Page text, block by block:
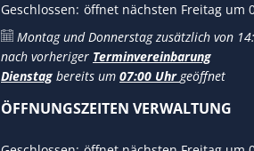
Klicken, um weitere Öffnungs- oder
Geschlossen: öffnet nächsten Freitag um
Montag und Donnerstag zusätzlich von
nach vorheriger Terminvereinbarung
Dienstag bereits um 07:00 Uhrgeöffnet
ÖFFNUNGSZEITEN VERWALTUNG